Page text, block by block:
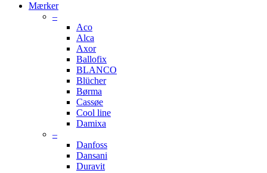
Mærker
–
Aco
Alca
Axor
Ballofix
BLANCO
Blücher
Børma
Cassøe
Cool line
Damixa
–
Danfoss
Dansani
Duravit